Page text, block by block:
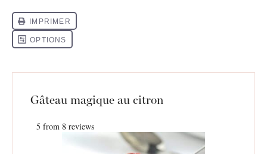
Gâteau magique au citron
5 from 8 reviews